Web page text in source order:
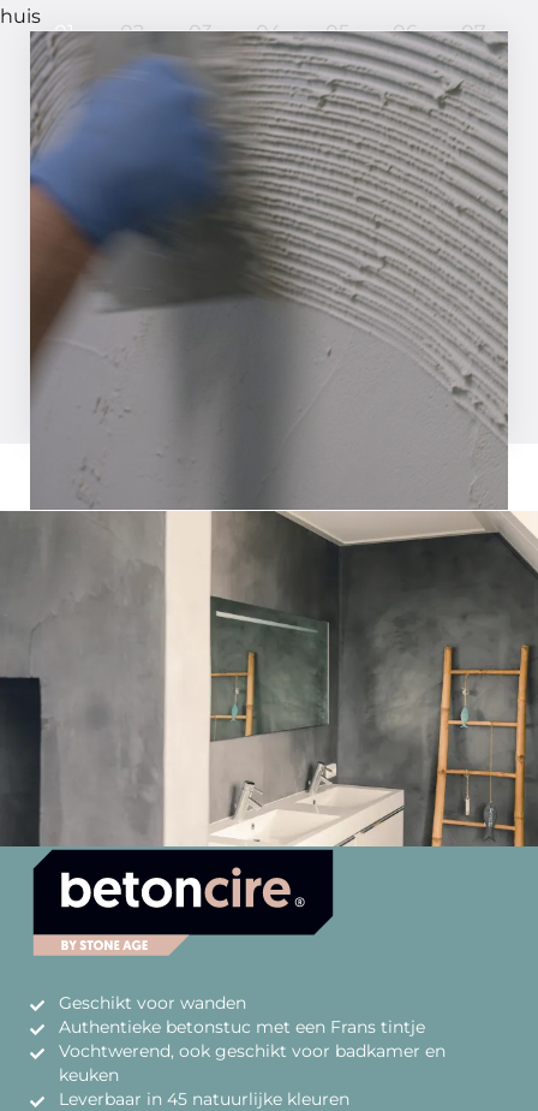
huis
01 02 03 04 05 06 07
In 7 stappen een perfect
Egaliseer de ondergrond en maak hem
schoon en stofvrij. Breng MCG voorstrijk
aan op de muur of epoxy bij een vloer.
Geschikt voor wanden
Authentieke betonstuc met een Frans tintje
Vochtwerend, ook geschikt voor badkamer en
keuken
Leverbaar in 45 natuurlijke kleuren